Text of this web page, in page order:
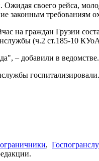
своего рейса,
законным требованиям
на граждан Грузии
(ч.2 ст.185-10
– добавили в ведомстве.
,